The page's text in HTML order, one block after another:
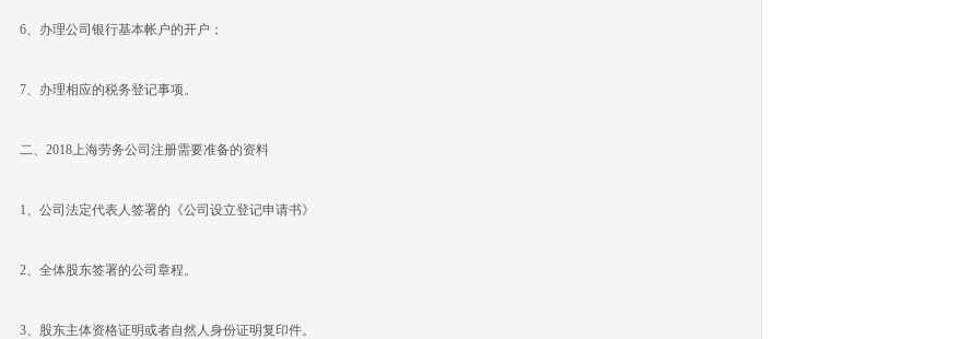
6、办理公司银行基本帐户的开户；
7、办理相应的税务登记事项。
二、2018上海劳务公司注册需要准备的资料
1、公司法定代表人签署的《公司设立登记申请书》
2、全体股东签署的公司章程。
3、股东主体资格证明或者自然人身份证明复印件。